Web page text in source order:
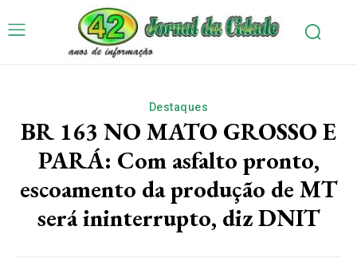
Destaques
BR 163 NO MATO GROSSO E
PARÁ: Com asfalto pronto,
escoamento da produção de MT
será ininterrupto, diz DNIT